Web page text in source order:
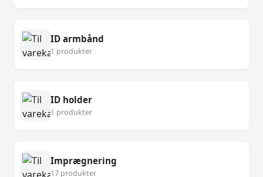
ID armbånd
1 produkter
ID holder
1 produkter
Imprægnering
17 produkter